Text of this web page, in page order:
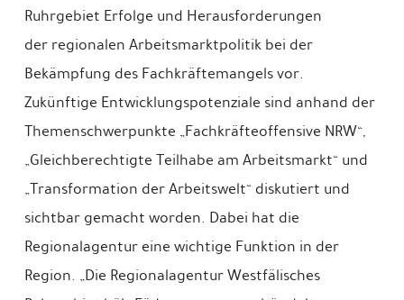
Ruhrgebiet Erfolge und Herausforderungen
der regionalen Arbeitsmarktpolitik bei der
Bekämpfung des Fachkräftemangels vor.
Zukünftige Entwicklungspotenziale sind anhand der
Themenschwerpunkte „Fachkräfteoffensive NRW“,
„Gleichberechtigte Teilhabe am Arbeitsmarkt“ und
„Transformation der Arbeitswelt“ diskutiert und
sichtbar gemacht worden. Dabei hat die
Regionalagentur eine wichtige Funktion in der
Region. „Die Regionalagentur Westfälisches